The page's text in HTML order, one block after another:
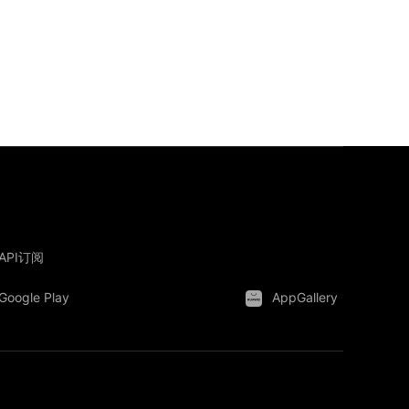
订阅
Play AppGallery